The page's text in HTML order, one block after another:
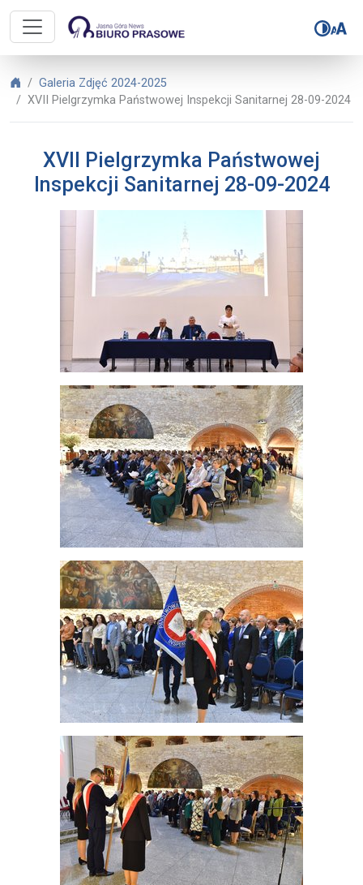
Biuro Prasowe Jasnej Góry – XVII
Biuro Prasowe Jasnej Góry
Galeria Zdjęć 2024-2025
XVII Pielgrzymka Państwowej Inspekcji Sanitarnej 28-09-2024
XVII Pielgrzymka Państwowej
Inspekcji Sanitarnej 28-09-2024